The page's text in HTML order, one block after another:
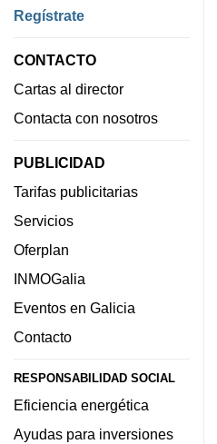
Regístrate
CONTACTO
Cartas al director
Contacta con nosotros
PUBLICIDAD
Tarifas publicitarias
Servicios
Oferplan
INMOGalia
Eventos en Galicia
Contacto
RESPONSABILIDAD SOCIAL
Eficiencia energética
Ayudas para inversiones